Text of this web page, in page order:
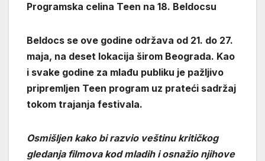
Programska celina Teen na 18. Beldocsu
Beldocs se ove godine održava od 21. do 27.
maja, na deset lokacija širom Beograda. Kao
i svake godine za mlađu publiku je pažljivo
pripremljen Teen program uz prateći sadržaj
tokom trajanja festivala.
Osmišljen kako bi razvio veštinu kritičkog
gledanja filmova kod mladih i osnažio njihove